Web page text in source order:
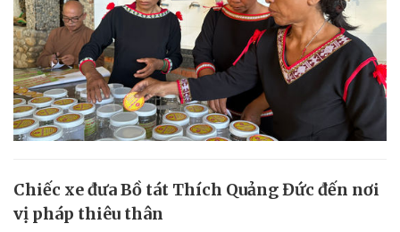
Chiếc xe đưa Bồ tát Thích Quảng Đức đến nơi
vị pháp thiêu thân